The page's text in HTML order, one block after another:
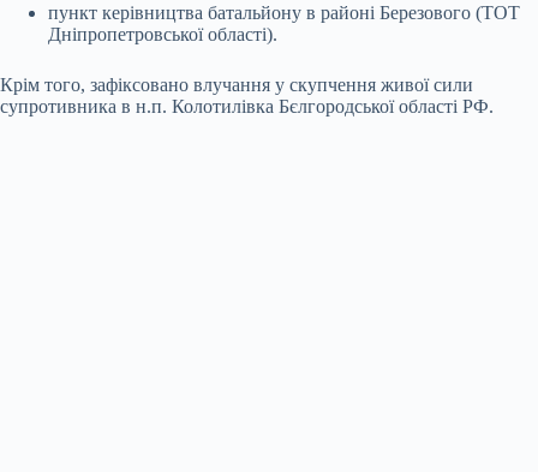
пункт керівництва батальйону в районі Березового (ТОТ
Дніпропетровської області).
Крім того, зафіксовано влучання у скупчення живої сили
супротивника в н.п. Колотилівка Бєлгородської області РФ.